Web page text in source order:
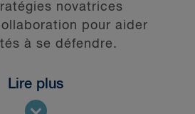
novatrices
pour aider
à se défendre.
Lire plus
l’expérience devant
toutes les instances